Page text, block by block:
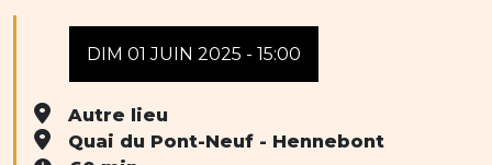
DIM 01 JUIN 2025 - 15:00
Autre lieu
Quai du Pont-Neuf - Hennebont